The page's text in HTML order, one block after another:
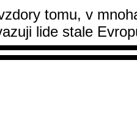
tomu, v
lide stale